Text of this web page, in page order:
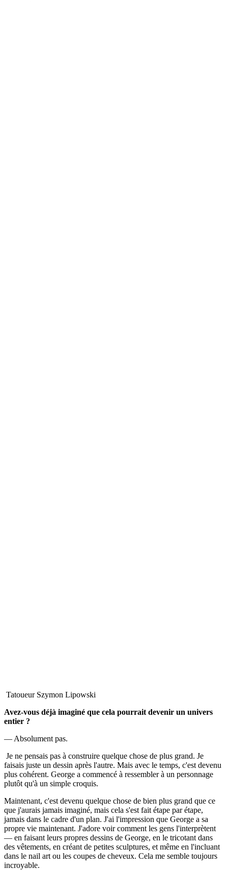
Tatoueur Szymon Lipowski
Avez-vous déjà imaginé que cela pourrait devenir un univers
entier ?
— Absolument pas.
Je ne pensais pas à construire quelque chose de plus grand. Je
faisais juste un dessin après l'autre. Mais avec le temps, c'est devenu
plus cohérent. George a commencé à ressembler à un personnage
plutôt qu'à un simple croquis.
Maintenant, c'est devenu quelque chose de bien plus grand que ce
que j'aurais jamais imaginé, mais cela s'est fait étape par étape,
jamais dans le cadre d'un plan. J'ai l'impression que George a sa
propre vie maintenant. J'adore voir comment les gens l'interprètent
— en faisant leurs propres dessins de George, en le tricotant dans
des vêtements, en créant de petites sculptures, et même en l'incluant
dans le nail art ou les coupes de cheveux. Cela me semble toujours
incroyable.